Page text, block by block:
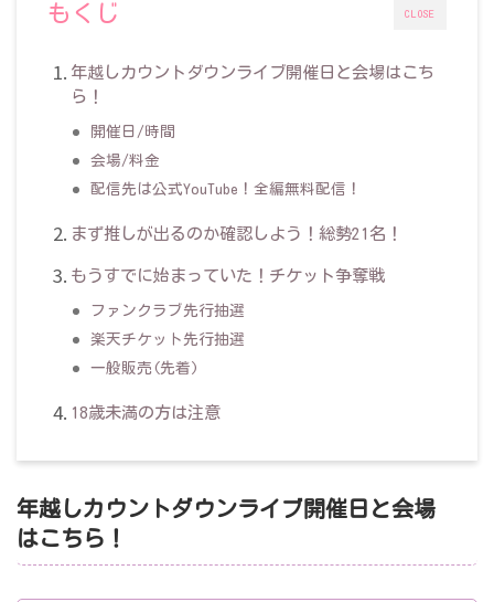
CLOSE
もくじ
年越しカウントダウンライブ開催日と会場はこち
ら！
開催日/時間
会場/料金
配信先は公式YouTube！全編無料配信！
まず推しが出るのか確認しよう！総勢21名！
もうすでに始まっていた！チケット争奪戦
ファンクラブ先行抽選
楽天チケット先行抽選
一般販売(先着)
18歳未満の方は注意
年越しカウントダウンライブ開催日と会場
はこちら！